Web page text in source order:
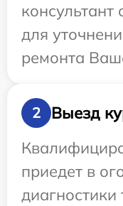
для
ремонта
2
Выезд
приедет в
диагностики